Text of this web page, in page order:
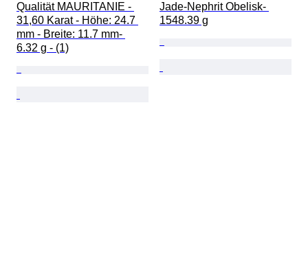
Qualität MAURITANIE -
31,60 Karat - Höhe: 24.7
mm - Breite: 11.7 mm-
6.32 g - (1)
Jade-Nephrit Obelisk-
1548.39 g